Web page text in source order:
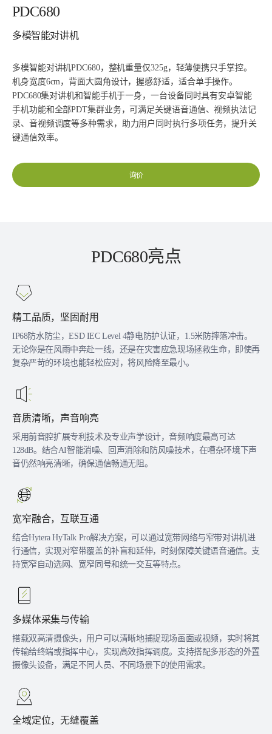
PDC680
多模智能对讲机
多模智能对讲机PDC680，整机重量仅325g，轻薄便携只手掌控。
机身宽度6cm，背面大圆角设计，握感舒适，适合单手操作。
PDC680集对讲机和智能手机于一身，一台设备同时具有安卓智能
手机功能和全部PDT集群业务，可满足关键语音通信、视频执法记
录、音视频调度等多种需求，助力用户同时执行多项任务，提升关
键通信效率。
询价
PDC680亮点
精工品质，坚固耐用
IP68防水防尘，ESD IEC Level 4静电防护认证，1.5米防摔落冲击。
无论你是在风雨中奔赴一线，还是在灾害应急现场拯救生命，即使再
复杂严苛的环境也能轻松应对，将风险降至最小。
音质清晰，声音响亮
采用前音腔扩展专利技术及专业声学设计，音频响度最高可达
128dB。结合AI智能消噪、回声消除和防风噪技术，在嘈杂环境下声
音仍然响亮清晰，确保通信畅通无阻。
宽窄融合，互联互通
结合Hytera HyTalk Pro解决方案，可以通过宽带网络与窄带对讲机进
行通信，实现对窄带覆盖的补盲和延伸，时刻保障关键语音通信。支
持宽窄自动选网、宽窄同号和统一交互等特点。
多媒体采集与传输
搭载双高清摄像头，用户可以清晰地捕捉现场画面或视频，实时将其
传输给终端或指挥中心，实现高效指挥调度。支持搭配多形态的外置
摄像头设备，满足不同人员、不同场景下的使用需求。
全域定位，无缝覆盖